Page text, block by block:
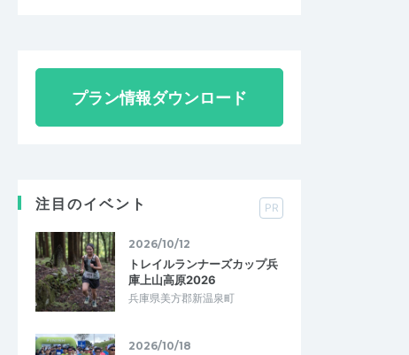
プラン情報ダウンロード
注目のイベント PR
2026/10/12
トレイルランナーズカップ兵
庫上山高原2026
兵庫県美方郡新温泉町
2026/10/18